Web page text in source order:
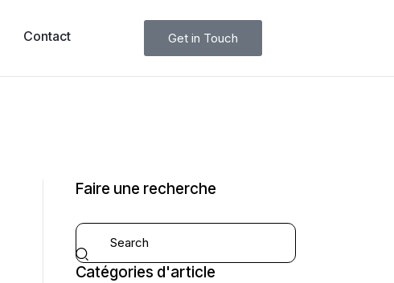
Contact Get in Touch
Faire une recherche
Catégories d'article